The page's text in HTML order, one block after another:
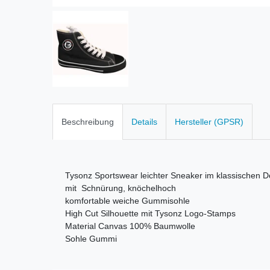
Beschreibung Details Hersteller (GPSR)
Tysonz Sportswear leichter Sneaker im klassischen
mit Schnürung, knöchelhoch
komfortable weiche Gummisohle
High Cut Silhouette mit Tysonz Logo-Stamps
Material Canvas 100% Baumwolle
Sohle Gummi